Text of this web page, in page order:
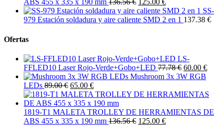
ABS 455 x 335 x 190 mm 136.56 € 125.00 €
SS-
979 Estación soldadura y aire caliente SMD 2 en 1 137.38 €
Ofertas
LS-
FFLED10 Laser Rojo-Verde+Gobo+LED 77.78 € 60.00 €
Mushroom 3x 3W RGB
LEDs 89.00 € 65.00 €
1819-T1 MALETA TROLLEY DE HERRAMIENTAS DE
ABS 455 x 335 x 190 mm 136.56 € 125.00 €